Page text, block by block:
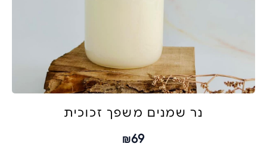
נר שמנים משפך זכוכית
₪69